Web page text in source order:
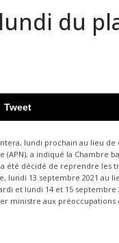
du
Tweet
lundi prochain au lieu
a indiqué la Chambre
a été décidé de reprendre
13 septembre 2021 au
et lundi 14 et 15
ministre aux